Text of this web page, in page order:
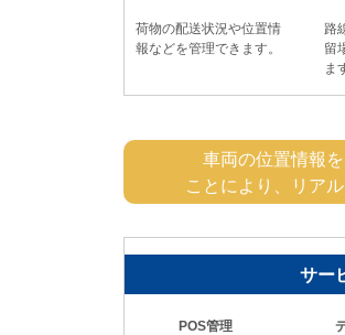
荷物の配送状況や位置情
報などを管理できます。
路
留
ま
車両の位置情報
ことにより、リア
サー
POS管理